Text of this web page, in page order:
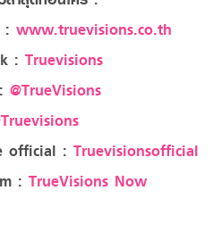
: www.truevisions.co.th
: Truevisions
@TrueVisions
official : Truevisionsofficial
: TrueVisions Now